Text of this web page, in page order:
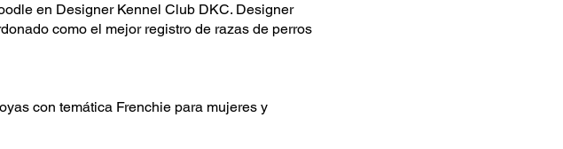
en Designer Kennel Club DKC. Designer
como el mejor registro de razas de perros
con temática Frenchie para mujeres y